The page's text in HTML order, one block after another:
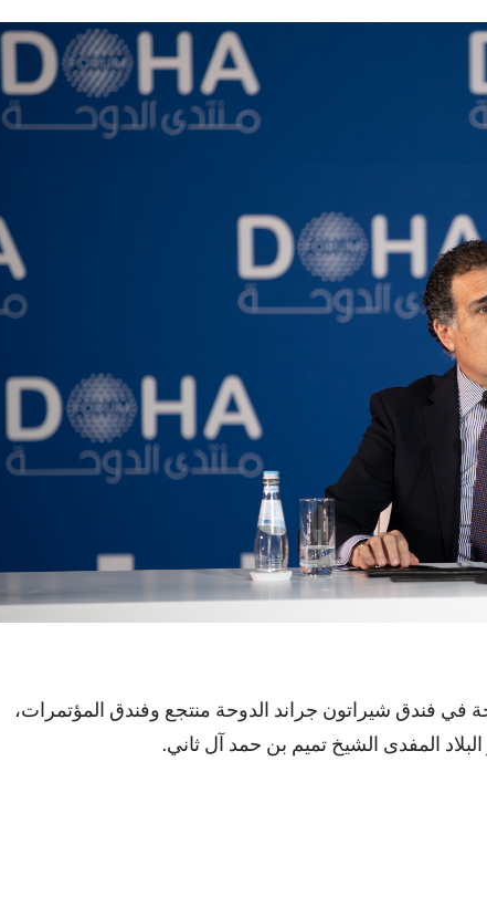
فندق شيراتون جراند الدوحة منتجع وفندق المؤتمرات،
المفدى الشيخ تميم بن حمد آل ثاني.